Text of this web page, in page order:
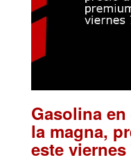
Gasolina
la magna,
este